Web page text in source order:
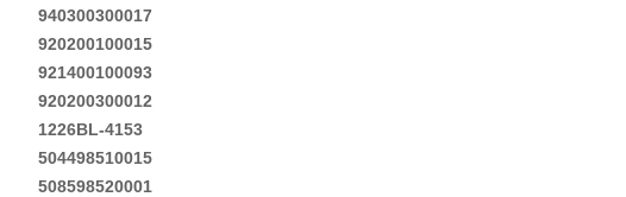
940300300017
920200100015
921400100093
920200300012
1226BL-4153
504498510015
508598520001
ắc quy trong xe nâng
điện.
29/01/2018
Bạn đang có nhu cầu
thay phụ tùng cho xe
nâng đ...